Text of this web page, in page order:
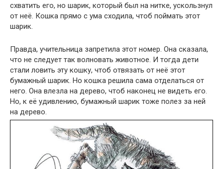
схватить его, но шарик, который был на нитке, ускользнул
от неё. Кошка прямо с ума сходила, чтоб поймать этот
шарик.
Правда, учительница запретила этот номер. Она сказала,
что не следует так волновать животное. И тогда дети
стали ловить эту кошку, чтоб отвязать от неё этот
бумажный шарик. Но кошка решила сама отделаться от
него. Она влезла на дерево, чтоб наконец не видеть его.
Но, к её удивлению, бумажный шарик тоже полез за ней
на дерево.